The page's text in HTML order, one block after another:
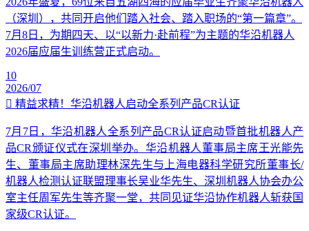
（深圳），共同开启他们踏入社会、踏入职场的“第一篇章”。
7月8日，为期四天、以“以新力·赴前程”为主题的华沿机器人
2026届应届生训练营正式启动。
10
2026/07
精益求精！华沿机器人启动全系列产品CR认证
7月7日，华沿机器人全系列产品CR认证启动暨首批机器人产
品CR颁证仪式在深圳举办。华沿机器人董事局主席王光能先
生、董事局主席助理林深先生与上海电器科学研究所董事长/
机器人检测认证联盟理事长吴业华先生、深圳机器人协会办公
室主任周军先生等齐聚一堂，共同见证华沿协作机器人斩获国
家级CR认证。